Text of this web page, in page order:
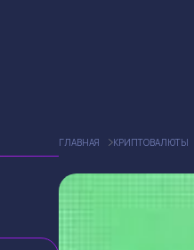
ГЛАВНАЯ КРИПТОВАЛЮТЫ